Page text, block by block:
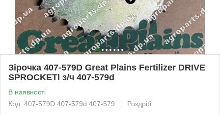
Зірочка 407-579D Great Plains Fertilizer DRIVE
SPROCKETl з/ч 407-579d
В наявності
Код: 407-579D 407-579d 407-579
Роздріб